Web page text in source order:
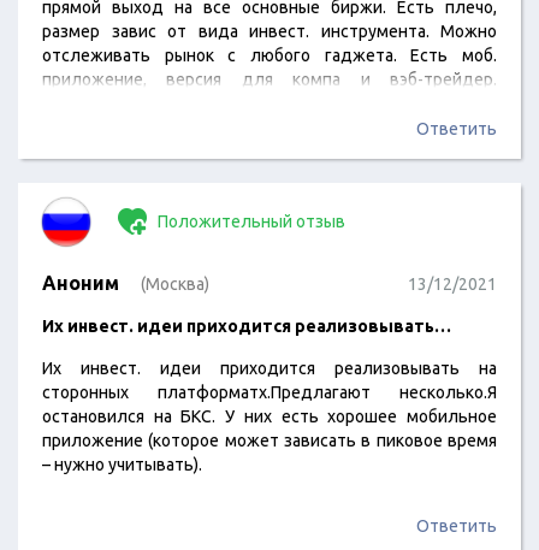
прямой выход на все основные биржи. Есть плечо,
размер завис от вида инвест. инструмента. Можно
отслеживать рынок с любого гаджета. Есть моб.
приложение, версия для компа и вэб-трейдер.
доступным способом. Оч.интуитивный интерфейс
Ответить
Положительный отзыв
Аноним (Москва) 13/12/2021
Их инвест. идеи приходится реализовывать…
Их инвест. идеи приходится реализовывать на
сторонных платформатх.Предлагают несколько.Я
остановился на БКС. У них есть хорошее мобильное
приложение (которое может зависать в пиковое время
– нужно учитывать).
Ответить